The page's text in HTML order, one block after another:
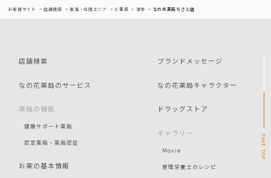
お客様サイト 店舗検索 東海・北陸エリア 三重県 津市 なの花薬局ちさと店
店舗検索
なの花薬局のサービス
薬局の機能
健康サポート薬局
認定薬局・薬局認証
お薬の基本情報
ブランドメッセージ
なの花薬局キャラクター
ドラッグストア
ギャラリー
Movie
管理栄養士のレシピ
PAGE
TOP